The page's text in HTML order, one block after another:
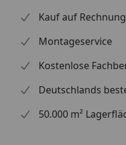
Kauf auf
Montageservice
Kostenlose
Deutschlands
50.000 m²